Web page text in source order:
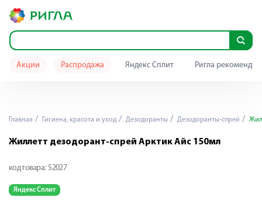
Акции Распродажа Яндекс Сплит Ригла
Главная Гигиена, красота и уход Дезодоранты Дезодоранты-спрей
Жиллетт дезодорант-спрей Арктик Айс 150мл
код товара: 52027
Яндекс Сплит